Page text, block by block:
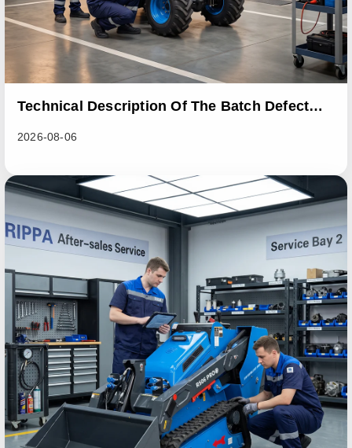
Technical Description Of The Batch Defect
2026-08-06